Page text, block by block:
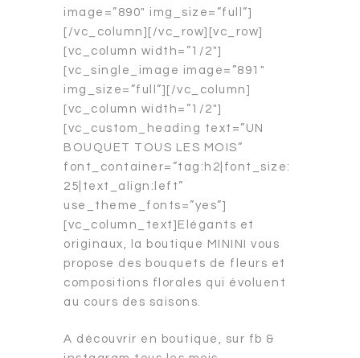
image=”890″ img_size=”full”]
[/vc_column][/vc_row][vc_row]
[vc_column width=”1/2″]
[vc_single_image image=”891″
img_size=”full”][/vc_column]
[vc_column width=”1/2″]
[vc_custom_heading text=”UN
BOUQUET TOUS LES MOIS”
font_container=”tag:h2|font_size:
25|text_align:left”
use_theme_fonts=”yes”]
[vc_column_text]Elégants et
originaux, la boutique MININI vous
propose des bouquets de fleurs et
compositions florales qui évoluent
au cours des saisons.
A découvrir en boutique, sur fb &